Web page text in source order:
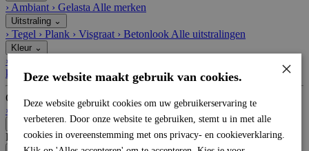
› Ambiant › Gelasta Alle merken
Uitstraling ⌄
› Tegel › Plank › Visgraat › Betonlook Alle uitstralingen
Kleur ⌄
›
kleuren
Overige
›
Visualizer › Contact ›Afspraak maken
Terug
Plak PVC
×
Deze website maakt gebruik van cookies.
Deze website gebruikt cookies om uw gebruikerservaring te
verbeteren. Door onze website te gebruiken, stemt u in met alle
cookies in overeenstemming met ons privacy- en cookieverklaring.